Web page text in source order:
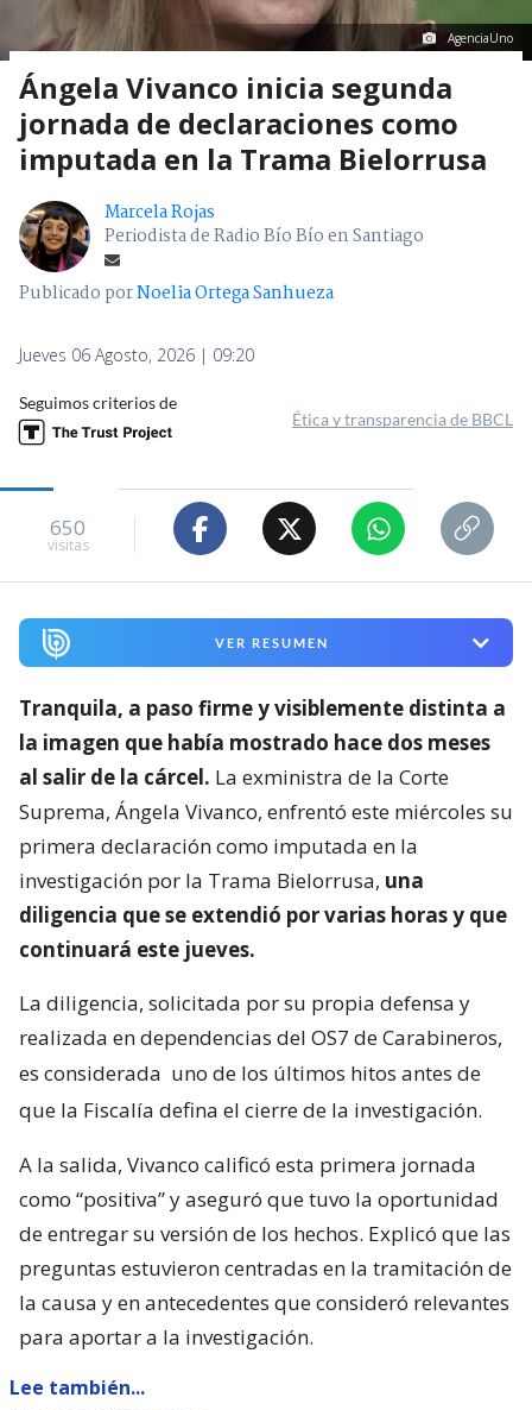
AgenciaUno
Ángela Vivanco inicia segunda
jornada de declaraciones como
imputada en la Trama Bielorrusa
Marcela Rojas
Periodista de Radio Bío Bío en Santiago
Publicado porNoelia Ortega Sanhueza
Jueves 06 Agosto, 2026 | 09:20
Seguimos criterios de
Ética y transparencia de BBCL
650
visitas
VER RESUMEN
Tranquila, a paso firme y visiblemente distinta a
la imagen que había mostrado hace dos meses
al salir de la cárcel. La exministra de la Corte
Suprema, Ángela Vivanco, enfrentó este miércoles su
primera declaración como imputada en la
investigación por la Trama Bielorrusa, una
diligencia que se extendió por varias horas y que
continuará este jueves.
La diligencia, solicitada por su propia defensa y
realizada en dependencias del OS7 de Carabineros,
es considerada uno de los últimos hitos antes de
que la Fiscalía defina el cierre de la investigación.
A la salida, Vivanco calificó esta primera jornada
como “positiva” y aseguró que tuvo la oportunidad
de entregar su versión de los hechos. Explicó que las
preguntas estuvieron centradas en la tramitación de
la causa y en antecedentes que consideró relevantes
para aportar a la investigación.
Lee también...